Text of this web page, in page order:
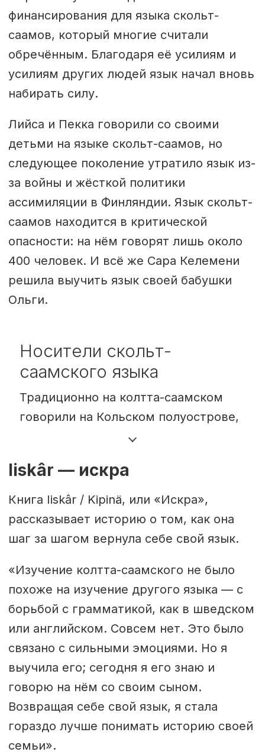
финансирования для языка скольт-
саамов, который многие считали
обречённым. Благодаря её усилиям и
усилиям других людей язык начал вновь
набирать силу.
Лийса и Пекка говорили со своими
детьми на языке скольт-саамов, но
следующее поколение утратило язык из-
за войны и жёсткой политики
ассимиляции в Финляндии. Язык скольт-
саамов находится в критической
опасности: на нём говорят лишь около
400 человек. И всё же Сара Келемени
решила выучить язык своей бабушки
Ольги.
Носители скольт-
саамского языка
Традиционно на колтта-саамском
говорили на Кольском полуострове,
где скольт-саамы вели кочевой
Колтанмаа, ранее отошла Норвегии.
Когда после Второй мировой войны
Финляндия уступила Петсамо
Советскому Союзу, скольт-саамов
Севеттиярви на финской стороне
новой границы, и их кочевой образ
жизни подошел к концу.
Сегодня колтта-саамский считается
языком на грани исчезновения. В
Финляндии на нем говорят около
300–400 человек, в России —
возможно, 20–30. В Норвегии он
почти исчез, хотя предпринимаются
Iiskâr — искра
Книга Iiskâr / Kipinä, или «Искра»,
рассказывает историю о том, как она
шаг за шагом вернула себе свой язык.
«Изучение колтта-саамского не было
похоже на изучение другого языка — с
борьбой с грамматикой, как в шведском
или английском. Совсем нет. Это было
связано с сильными эмоциями. Но я
выучила его; сегодня я его знаю и
говорю на нём со своим сыном.
Возвращая себе свой язык, я стала
гораздо лучше понимать историю своей
семьи».